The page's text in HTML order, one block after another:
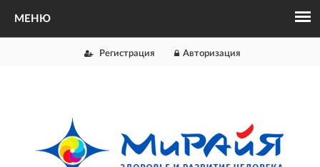
Регистрация Авторизация